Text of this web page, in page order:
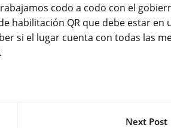
codo a codo con el
habilitación QR que debe estar en
si el lugar cuenta con todas las
Next Post